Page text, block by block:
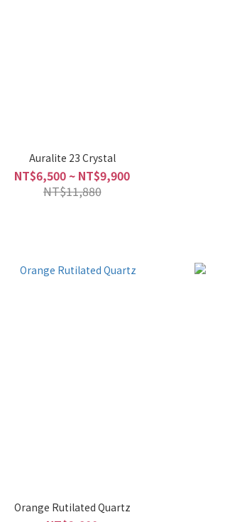
Auralite 23 Crystal
NT$6,500 ~ NT$9,900
NT$11,880
Orange Rutilated Quartz